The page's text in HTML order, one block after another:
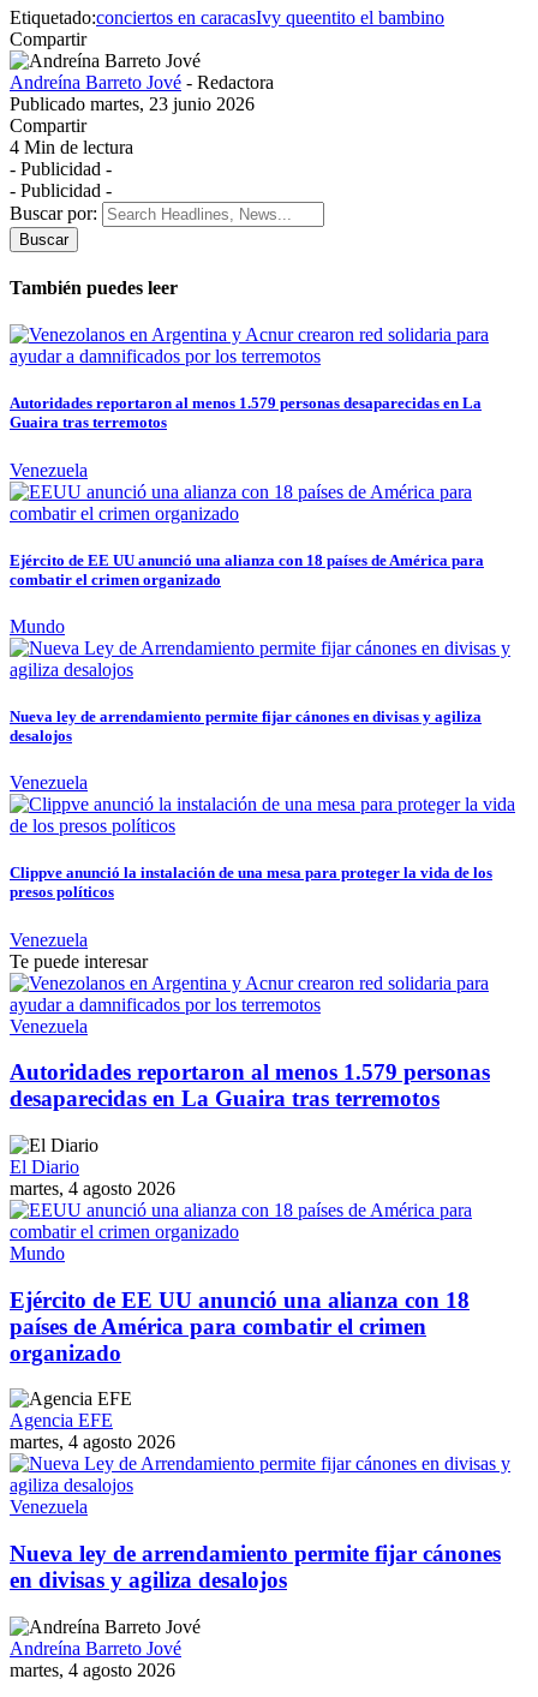
Etiquetado:conciertos en caracasIvy queentito el bambino
Compartir
Andreína Barreto Jové - Redactora
Publicado martes, 23 junio 2026
Compartir
4 Min de lectura
- Publicidad -
- Publicidad -
Buscar por:
También puedes leer
Autoridades reportaron al menos 1.579 personas desaparecidas en La
Guaira tras terremotos
Venezuela
Ejército de EE UU anunció una alianza con 18 países de América para
combatir el crimen organizado
Mundo
Nueva ley de arrendamiento permite fijar cánones en divisas y agiliza
desalojos
Venezuela
Clippve anunció la instalación de una mesa para proteger la vida de los
presos políticos
Venezuela
Te puede interesar
Venezuela
Autoridades reportaron al menos 1.579 personas
desaparecidas en La Guaira tras terremotos
El Diario
martes, 4 agosto 2026
Mundo
Ejército de EE UU anunció una alianza con 18
países de América para combatir el crimen
organizado
Agencia EFE
martes, 4 agosto 2026
Venezuela
Nueva ley de arrendamiento permite fijar cánones
en divisas y agiliza desalojos
Andreína Barreto Jové
martes, 4 agosto 2026